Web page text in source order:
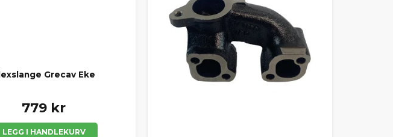
Grecav Eke
779 kr
LEGG I HANDLEKURV